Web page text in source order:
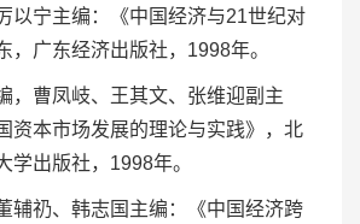
以宁主编：《中国经济与21世纪对
，广东经济出版社，1998年。
，曹凤岐、 王其文、 张维迎副主
资本市场发展的理论与实践》，北
学出版社，1998年。
辅礽、韩志国主编：《中国经济跨